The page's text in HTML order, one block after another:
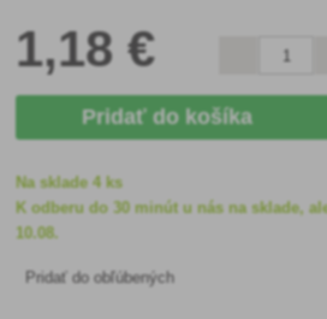
1,18 €
Pridať do košíka
Na sklade 4 ks
K odberu do 30 minút u nás na sklade,
10.08.
Pridať do obľúbených